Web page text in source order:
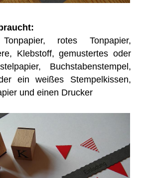
rotes Tonpapier,
Klebstoff, gemustertes oder
Buchstabenstempel,
ein weißes Stempelkissen,
und einen Drucker